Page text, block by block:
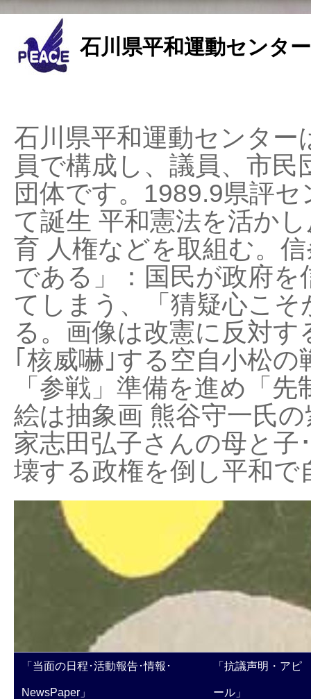
石川県平和運動センタ
石川県平和運動センタ
員で構成し、議員、市
団体です。1989.9県評
て誕生 平和憲法を活か
育 人権などを取組む。
である」：国民が政府
てしまう、「猜疑心こ
る。画像は改憲に反対
｢核威嚇｣する空自小松
「参戦」準備を進め「
絵は抽象画 熊谷守一氏
家志田弘子さんの母と子
壊する政権を倒し平和
「当面の日程･活動報告･情報･
NewsPaper」
「抗議声明・アピ
ール」